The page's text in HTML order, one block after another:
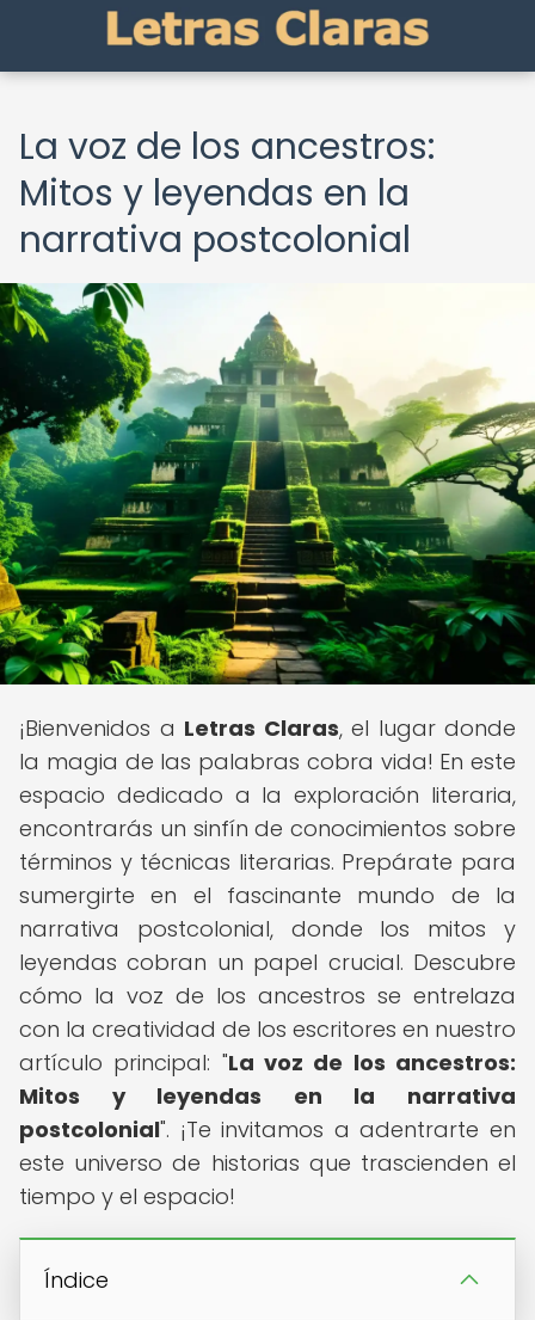
La voz de los ancestros:
Mitos y leyendas en la
narrativa postcolonial
¡Bienvenidos a Letras Claras, el lugar donde
la magia de las palabras cobra vida! En este
espacio dedicado a la exploración literaria,
encontrarás un sinfín de conocimientos sobre
términos y técnicas literarias. Prepárate para
sumergirte en el fascinante mundo de la
narrativa postcolonial, donde los mitos y
leyendas cobran un papel crucial. Descubre
cómo la voz de los ancestros se entrelaza
con la creatividad de los escritores en nuestro
artículo principal: "La voz de los ancestros:
Mitos y leyendas en la narrativa
postcolonial". ¡Te invitamos a adentrarte en
este universo de historias que trascienden el
tiempo y el espacio!
Índice